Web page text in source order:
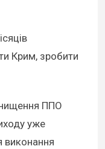
Крим, зробити
ППО
уже
виконання